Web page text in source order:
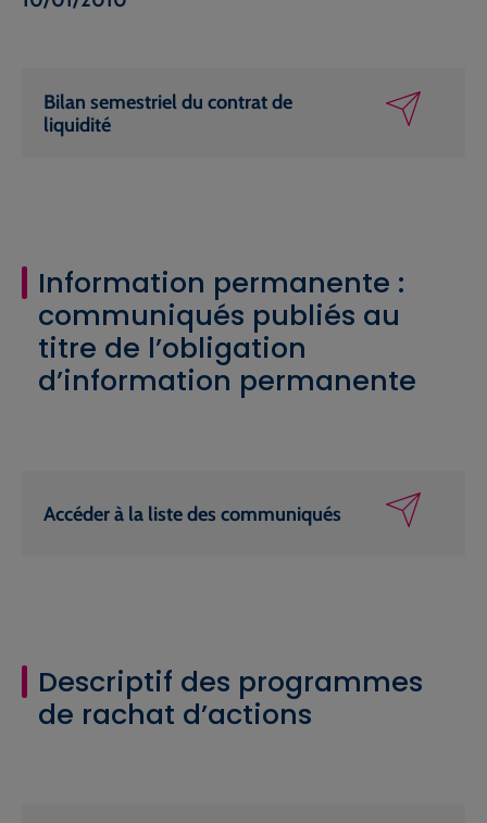
Bilan semestriel du contrat de
liquidité
Information permanente :
communiqués publiés au
titre de l’obligation
d’information permanente
Accéder à la liste des communiqués
Descriptif des programmes
de rachat d’actions